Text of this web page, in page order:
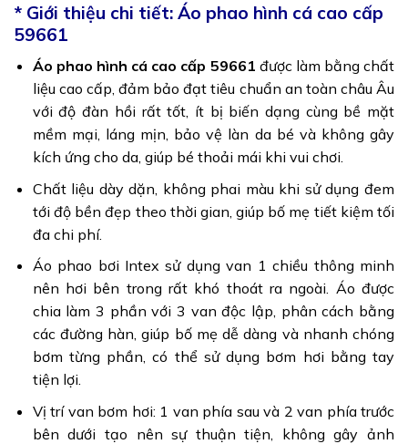
* Giới thiệu chi tiết: Áo phao hình cá cao cấp
59661
Áo phao hình cá cao cấp 59661 được làm bằng chất
liệu cao cấp, đảm bảo đạt tiêu chuẩn an toàn châu Âu
với độ đàn hồi rất tốt, ít bị biến dạng cùng bề mặt
mềm mại, láng mịn, bảo vệ làn da bé và không gây
kích ứng cho da, giúp bé thoải mái khi vui chơi.
Chất liệu dày dặn, không phai màu khi sử dụng đem
tới độ bền đẹp theo thời gian, giúp bố mẹ tiết kiệm tối
đa chi phí.
Áo phao bơi Intex sử dụng van 1 chiều thông minh
nên hơi bên trong rất khó thoát ra ngoài. Áo được
chia làm 3 phần với 3 van độc lập, phân cách bằng
các đường hàn, giúp bố mẹ dễ dàng và nhanh chóng
bơm từng phần, có thể sử dụng bơm hơi bằng tay
tiện lợi.
Vị trí van bơm hơi: 1 van phía sau và 2 van phía trước
bên dưới tạo nên sự thuận tiện, không gây ảnh